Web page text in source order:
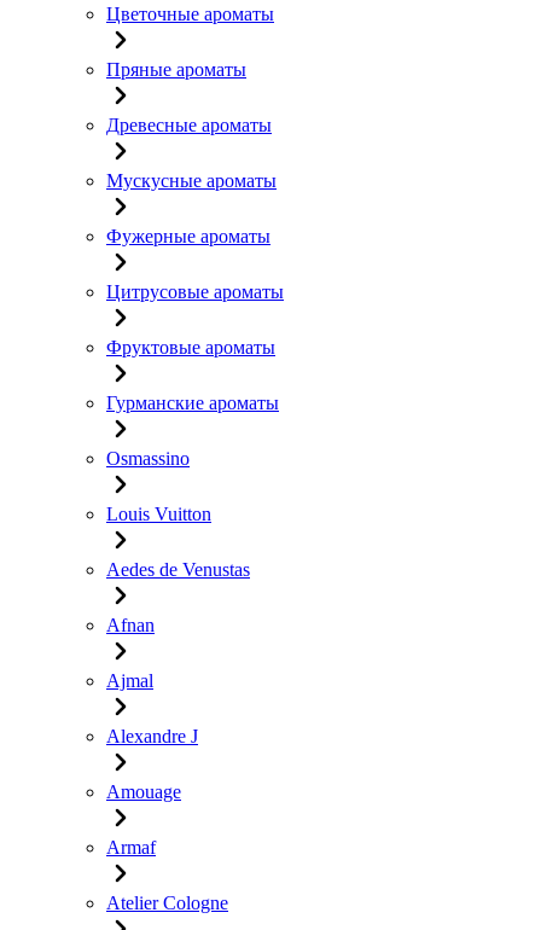
Цветочные ароматы
Пряные ароматы
Древесные ароматы
Мускусные ароматы
Фужерные ароматы
Цитрусовые ароматы
Фруктовые ароматы
Гурманские ароматы
Osmassino
Louis Vuitton
Aedes de Venustas
Afnan
Ajmal
Alexandre J
Amouage
Armaf
Atelier Cologne